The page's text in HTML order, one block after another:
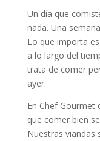
Un día que
nada. Una
Lo que importa
a lo largo del
trata de comer
ayer.
En Chef Gourmet
que comer bien
Nuestras viandas